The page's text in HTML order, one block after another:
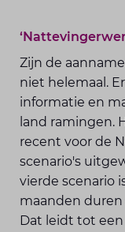
Zijn de
niet helemaal.
informatie en
land ramingen.
recent voor de
scenario's
vierde scenario
maanden duren
Dat leidt tot